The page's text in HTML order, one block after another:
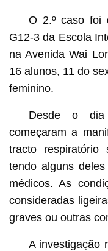
O 2.º caso foi
G12-3 da Escola
na Avenida Wai
16 alunos, 11 do
feminino.
Desde o
começaram a
tracto respiratório
tendo alguns
médicos. As
consideradas
graves ou outras
A investigação